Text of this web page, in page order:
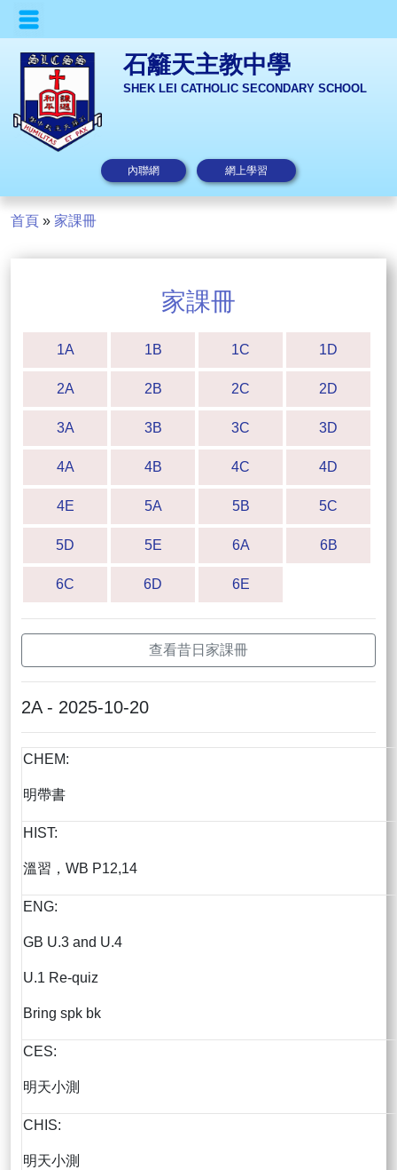
石籬天主教中學
SHEK LEI CATHOLIC SECONDARY SCHOOL
內聯網 網上學習
首頁 » 家課冊
家課冊
1A 1B 1C 1D
2A 2B 2C 2D
3A 3B 3C 3D
4A 4B 4C 4D
4E 5A 5B 5C
5D 5E 6A 6B
6C 6D 6E
查看昔日家課冊
2A - 2025-10-20
CHEM:
明帶書
HIST:
溫習，WB P12,14
ENG:
GB U.3 and U.4
U.1 Re-quiz
Bring spk bk
CES:
明天小測
CHIS:
明天小測